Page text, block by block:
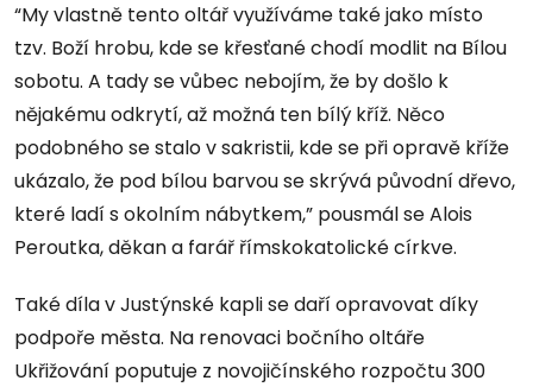
“My vlastně tento oltář využíváme také jako místo
tzv. Boží hrobu, kde se křesťané chodí modlit na Bílou
sobotu. A tady se vůbec nebojím, že by došlo k
nějakému odkrytí, až možná ten bílý kříž. Něco
podobného se stalo v sakristii, kde se při opravě kříže
ukázalo, že pod bílou barvou se skrývá původní dřevo,
které ladí s okolním nábytkem,” pousmál se Alois
Peroutka, děkan a farář římskokatolické církve.
Také díla v Justýnské kapli se daří opravovat díky
podpoře města. Na renovaci bočního oltáře
Ukřižování poputuje z novojičínského rozpočtu 300